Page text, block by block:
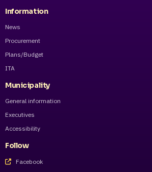
Information
News
Procurement
Plans/Budget
ITA
Municipality
General information
Executives
Accessibility
Follow
Facebook